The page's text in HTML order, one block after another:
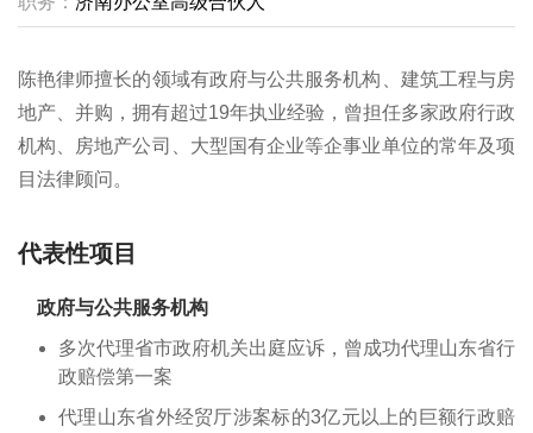
陈艳律师擅长的领域有政府与公共服务机构、建筑工程与房
地产、并购，拥有超过19年执业经验，曾担任多家政府行政
机构、房地产公司、大型国有企业等企事业单位的常年及项
目法律顾问。
代表性项目
政府与公共服务机构
多次代理省市政府机关出庭应诉，曾成功代理山东省行
政赔偿第一案
代理山东省外经贸厅涉案标的3亿元以上的巨额行政赔